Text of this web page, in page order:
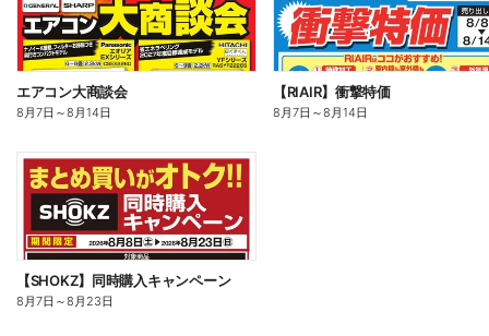
エアコン大商談会
8月7日 ～8月14日
【RIAIR】衝撃特価
8月7日 ～8月14日
【SHOKZ】同時購入キャンペーン
8月7日 ～8月23日